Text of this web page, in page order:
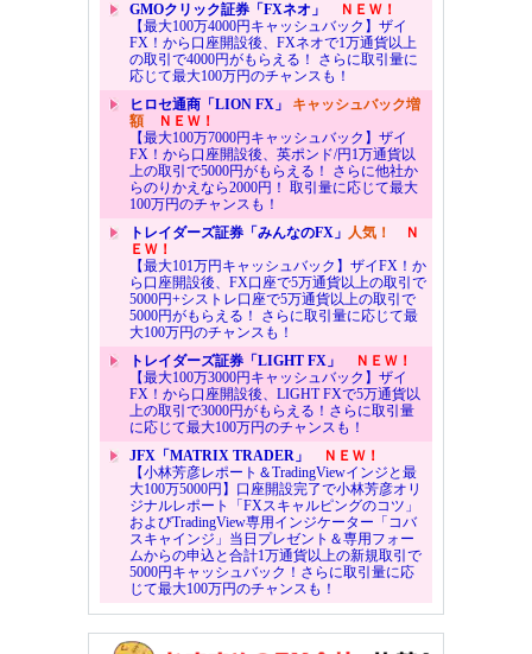
GMOクリック証券「FXネオ」
ＮＥＷ！
【最大100万4000円キャッシュバック】ザイ
FX！から口座開設後、FXネオで1万通貨以上
の取引で4000円がもらえる！ さらに取引量に
応じて最大100万円のチャンスも！
ヒロセ通商「LION FX」 キャッシュバック増
額ＮＥＷ！
【最大100万7000円キャッシュバック】ザイ
FX！から口座開設後、英ポンド/円1万通貨以
上の取引で5000円がもらえる！ さらに他社か
らのりかえなら2000円！ 取引量に応じて最大
100万円のチャンスも！
トレイダーズ証券「みんなのFX」 人気！
Ｎ
ＥＷ！
【最大101万円キャッシュバック】ザイFX！か
ら口座開設後、FX口座で5万通貨以上の取引で
5000円+シストレ口座で5万通貨以上の取引で
5000円がもらえる！ さらに取引量に応じて最
大100万円のチャンスも！
トレイダーズ証券「LIGHT FX」
ＮＥＷ！
【最大100万3000円キャッシュバック】ザイ
FX！から口座開設後、LIGHT FXで5万通貨以
上の取引で3000円がもらえる！さらに取引量
に応じて最大100万円のチャンスも！
JFX「MATRIX TRADER」
ＮＥＷ！
【小林芳彦レポート＆TradingViewインジと最
大100万5000円】口座開設完了で小林芳彦オリ
ジナルレポート「FXスキャルピングのコツ」
およびTradingView専用インジケーター「コバ
スキャインジ」当日プレゼント＆専用フォー
ムからの申込と合計1万通貨以上の新規取引で
5000円キャッシュバック！さらに取引量に応
じて最大100万円のチャンスも！